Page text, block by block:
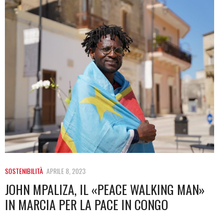
SOSTENIBILITÀ APRILE 8, 2023
JOHN MPALIZA, IL «PEACE WALKING MAN»
IN MARCIA PER LA PACE IN CONGO